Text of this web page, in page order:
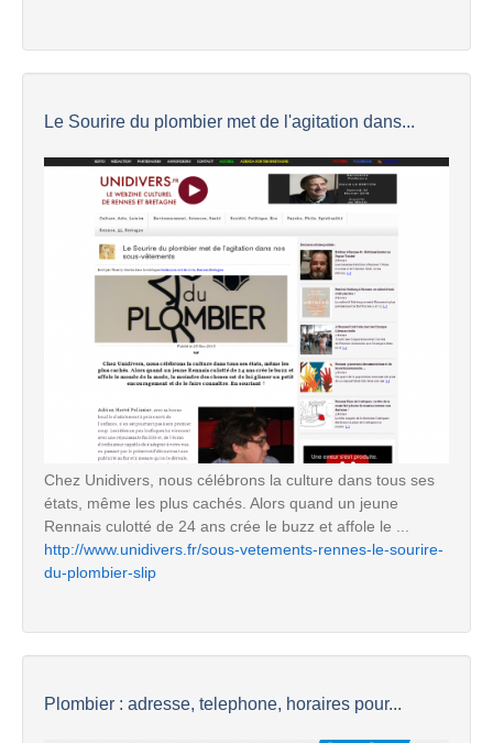
Le Sourire du plombier met de l'agitation dans...
Chez Unidivers, nous célébrons la culture dans tous ses
états, même les plus cachés. Alors quand un jeune
Rennais culotté de 24 ans crée le buzz et affole le ...
http://www.unidivers.fr/sous-vetements-rennes-le-sourire-
du-plombier-slip
Plombier : adresse, telephone, horaires pour...